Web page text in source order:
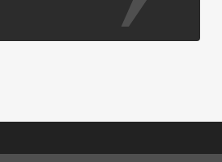
гасит резонанс и